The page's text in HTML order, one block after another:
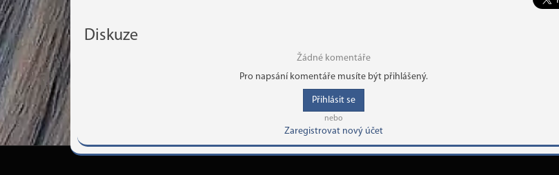
Diskuze
Žádné komentáře
Pro napsání komentáře musíte být přihlášený.
Přihlásit se
nebo
Zaregistrovat nový účet